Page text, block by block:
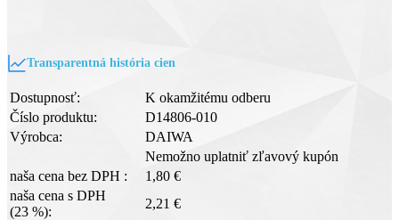
Transparentná história cien
Dostupnosť:
K okamžitému odberu
Číslo produktu:
D14806-010
Výrobca:
DAIWA
Nemožno uplatniť zľavový kupón
naša cena bez DPH :
1,80 €
naša cena s DPH
(23 %):
2,21 €